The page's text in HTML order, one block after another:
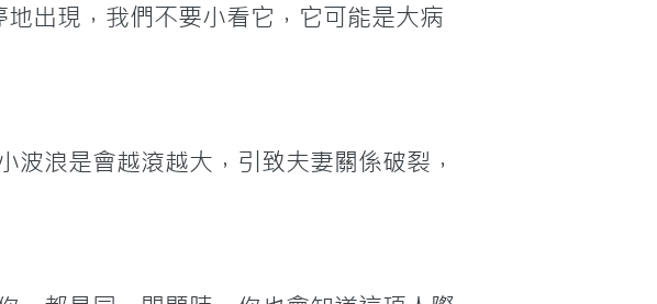
出現，我們不要小看它，它可能是大病